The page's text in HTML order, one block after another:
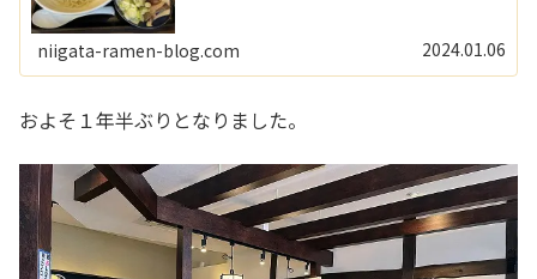
niigata-ramen-blog.com 2024.01.06
およそ１年半ぶりとなりました。